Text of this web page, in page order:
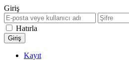
Giriş
Hatırla
Kayıt